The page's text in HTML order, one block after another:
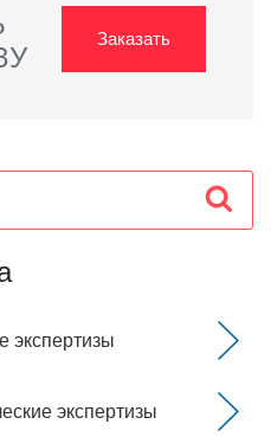
Заказать
экспертизы
экспертизы